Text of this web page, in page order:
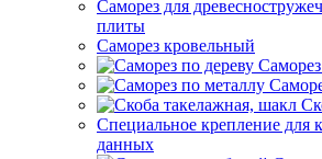
Саморез для
плиты
Саморез кровельный
Специальное крепление для
данных